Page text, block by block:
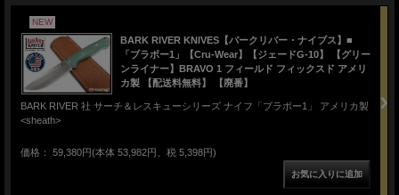
NEW
BARK RIVER KNIVES【バークリバー・ナイブス】■
「ブラボー1」【Cru-Wear】【ジェードG-10】 【グリー
ンライナー】BRAVO 1 フィールド フィックスド アメリ
カ製 【配送料無料】 【廃番】
BARK RIVER 社 サーチ＆レスキューシリーズ ナイフ「ブラボー1」 アメリカ製
<sheath>
価格： 59,380円(本体 53,982円、税 5,398円)